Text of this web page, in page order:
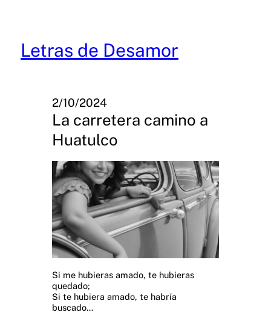
content
Letras de Desamor
2/10/2024
La carretera camino a
Huatulco
Si me hubieras amado, te hubieras
quedado;
Si te hubiera amado, te habría
buscado…